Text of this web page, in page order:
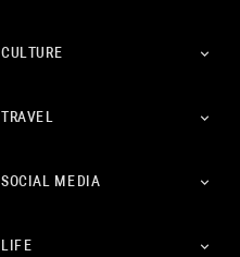
CULTURE
TRAVEL
SOCIAL MEDIA
LIFE